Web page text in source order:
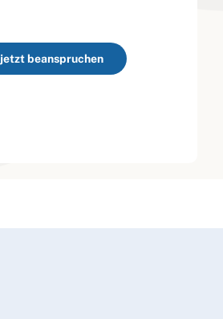
jetzt beanspruchen